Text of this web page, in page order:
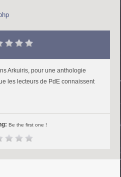
Arkuiris, pour une anthologie
les lecteurs de PdE connaissent
Be the first one !